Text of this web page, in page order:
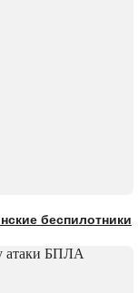
беспилотники